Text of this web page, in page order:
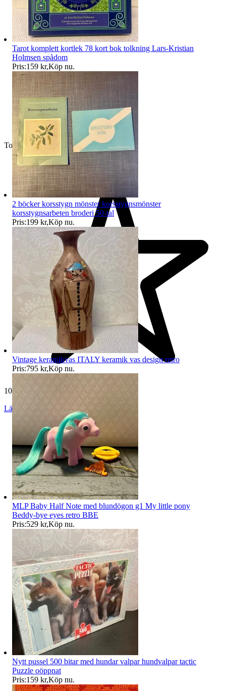
Toppsäljare
10 845 omdömen
Läs omdömen
Tarot komplett kortlek 78 kort bok tolkning Lars-Kristian
Holmsen spådom
Pris:159 kr,Köp nu.
2 böcker korsstygn mönster korsstygnsmönster
korsstygnsarbeten broderi 50-tal
Pris:199 kr,Köp nu.
Vintage keramikvas ITALY keramik vas design retro
Pris:795 kr,Köp nu.
MLP Baby Half Note med blundögon g1 My little pony
Beddy-bye eyes retro BBE
Pris:529 kr,Köp nu.
Nytt pussel 500 bitar med hundar valpar hundvalpar tactic
Puzzle oöppnat
Pris:159 kr,Köp nu.